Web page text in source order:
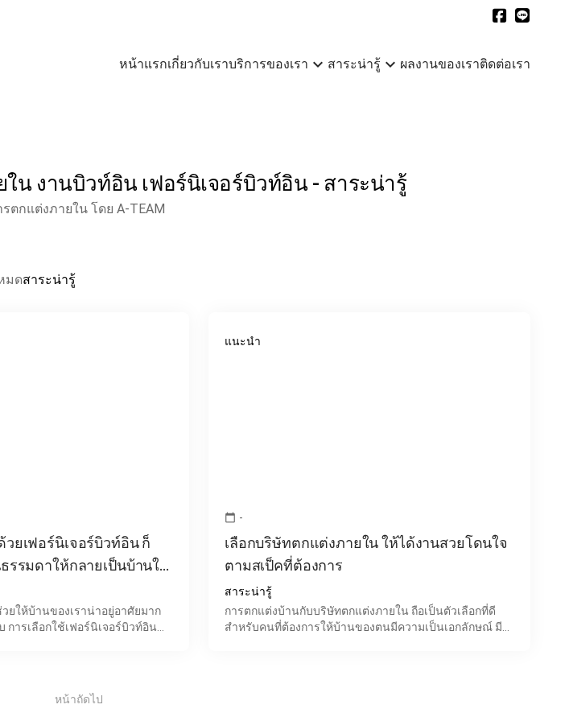
หน้าแรกเกี่ยวกับเราบริการของเรา expand_more สาระน่ารู้ expand_more ผลงานของเราติดต่อเรา
น งานบิวท์อิน เฟอร์นิเจอร์บิวท์อิน - สาระน่ารู้
ตกแต่งภายใน โดย A-TEAM
มดสาระน่ารู้
ยเฟอร์นิเจอร์บิวท์อิน ก็
รรมดาให้กลายเป็นบ้านใน
ยให้บ้านของเราน่าอยู่อาศัยมาก
การเลือกใช้เฟอร์นิเจอร์บิวท์อิน
แนะนำ
calendar_today -
เลือกบริษัทตกแต่งภายใน ให้ได้งานสวยโดนใจ
ตามสเป็คที่ต้องการ
สาระน่ารู้
การตกแต่งบ้านกับบริษัทตกแต่งภายใน ถือเป็นตัวเลือกที่ดี
สำหรับคนที่ต้องการให้บ้านของตนมีความเป็นเอกลักษณ์ มี
หน้าถัดไป